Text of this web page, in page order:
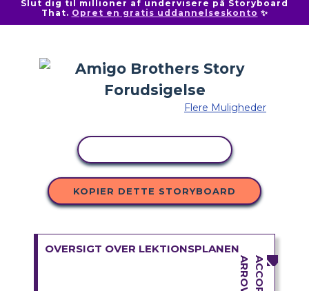
Slut dig til millioner af undervisere på Storyboard
That. Opret en gratis uddannelseskonto ✨
Flere Muligheder
KOPIER DETTE STORYBOARD
OVERSIGT OVER LEKTIONSPLANEN